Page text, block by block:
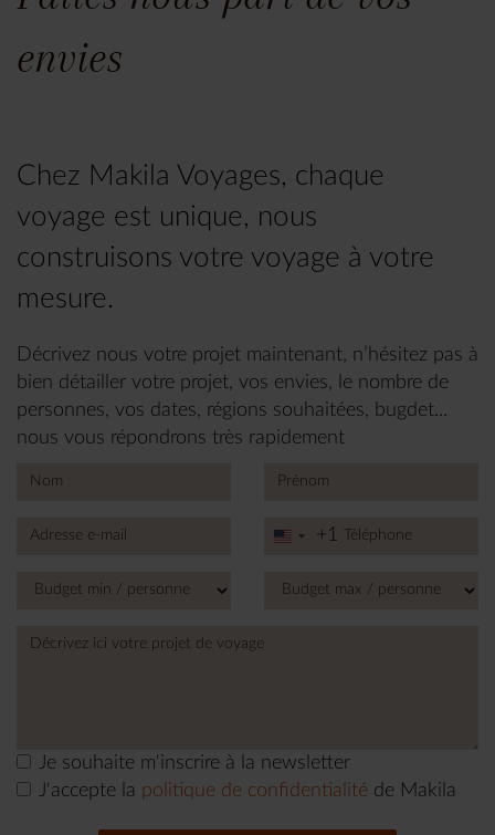
envies
Chez Makila Voyages, chaque
voyage est unique, nous
construisons votre voyage à votre
mesure.
Décrivez nous votre projet maintenant, n’hésitez pas à
bien détailler votre projet, vos envies, le nombre de
personnes, vos dates, régions souhaitées, bugdet...
nous vous répondrons très rapidement
United
+1
+1
Je souhaite m'inscrire à la newsletter
J'accepte la politique de confidentialité de Makila